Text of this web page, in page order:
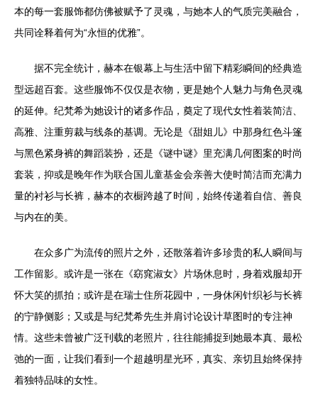
本的每一套服饰都仿佛被赋予了灵魂，与她本人的气质完美融合，
共同诠释着何为“永恒的优雅”。
据不完全统计，赫本在银幕上与生活中留下精彩瞬间的经典造
型远超百套。这些服饰不仅仅是衣物，更是她个人魅力与角色灵魂
的延伸。纪梵希为她设计的诸多作品，奠定了现代女性着装简洁、
高雅、注重剪裁与线条的基调。无论是《甜姐儿》中那身红色斗篷
与黑色紧身裤的舞蹈装扮，还是《谜中谜》里充满几何图案的时尚
套装，抑或是晚年作为联合国儿童基金会亲善大使时简洁而充满力
量的衬衫与长裤，赫本的衣橱跨越了时间，始终传递着自信、善良
与内在的美。
在众多广为流传的照片之外，还散落着许多珍贵的私人瞬间与
工作留影。或许是一张在《窈窕淑女》片场休息时，身着戏服却开
怀大笑的抓拍；或许是在瑞士住所花园中，一身休闲针织衫与长裤
的宁静侧影；又或是与纪梵希先生并肩讨论设计草图时的专注神
情。这些未曾被广泛刊载的老照片，往往能捕捉到她最本真、最松
弛的一面，让我们看到一个超越明星光环，真实、亲切且始终保持
着独特品味的女性。